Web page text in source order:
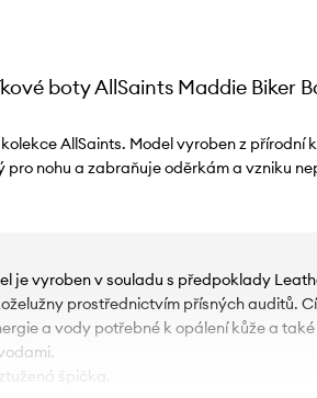
boty AllSaints Maddie Biker
AllSaints. Model vyroben z přírodní
pro nohu a zabraňuje oděrkám a vzniku
je vyroben v souladu s předpoklady
prostřednictvím přísných auditů.
a vody potřebné k opálení kůže a
špička.